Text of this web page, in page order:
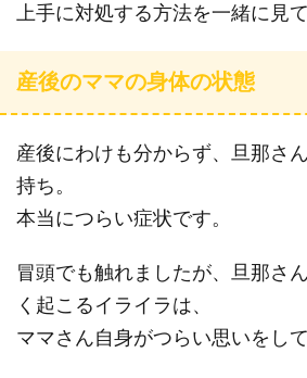
上手に対処する方法を一緒に見
産後のママの身体の状態
産後にわけも分からず、旦那さ
持ち。
本当につらい症状です。
冒頭でも触れましたが、旦那さ
く起こるイライラは、
ママさん自身がつらい思いをし